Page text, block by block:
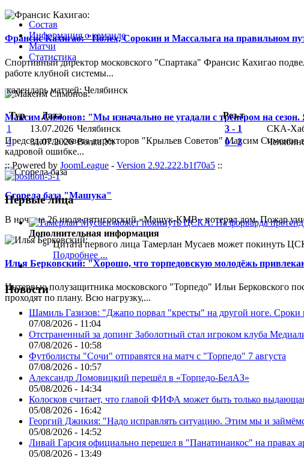
Франсис Кахигао: "Полех, Сорокин и Массалыга на правильном
Спортивный директор московского "Спартака" Франсис Кахигао
работе клубной системы...
Максим Симонов: "Мы изначально не угадали с тренером на
Председатель совета директоров "Крыльев Советов" Максим Симонов
кадровой ошибке...
Сгорела база "Машука"
В ночь на 26 июля пятигорский «Машук-КМВ» потерял дом. Пожар
Илья Берковский: "Хорошо, что торпедовскую молодёжь
Интервью полузащитника московского "Торпедо" Ильи Берковского
проходят по плану. Всю нагрузку,...
Состав
Информация о команде
Матчи
Статистика
календарь матчей: Челябинск
Тур Дата
Рез-т
1
13.07.2026 Челябинск 3 - 1
СКА-
4
31.07.2026 Волга Ул 0 - 2
:: Powered by JoomLeague - Version 2.92.222.b1f70a5 ::
Первые лица
Дополнительная информация
Цитата первого лица Тамерлан Мусаев может покинуть
Подробнее ...
Новости
Шамиль Газизов: "Джапо порвал "кресты" на другой ноге. Сроки
07/08/2026 - 11:04
Отстраненный за допинг Заболотный стал игроком клуба
07/08/2026 - 10:58
Футболисты "Сочи" отправятся на матч с "Торпедо" 7 августа
07/08/2026 - 10:57
Александр Ломовицкий перешёл в «Торпедо-БелАЗ»
05/08/2026 - 14:34
Колосков считает, что главой ФИФА может быть только
05/08/2026 - 16:42
Георгий Джикия: "Надо исправлять ситуацию. Этим мы и
05/08/2026 - 14:52
Ливай Гарсия официально перешел в "Панатинаикос" на правах
05/08/2026 - 13:49